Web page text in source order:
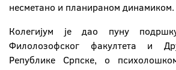
несметано и планираном динамиком.
Колегијум је дао пуну
Филолозофског факултета и
Републике Српске, о